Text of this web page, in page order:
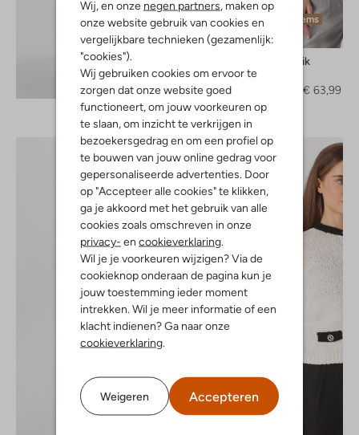
Wij, en onze negen partners, maken op
onze website gebruik van cookies en
vergelijkbare technieken (gezamenlijk:
"cookies").
Wij gebruiken cookies om ervoor te
zorgen dat onze website goed
functioneert, om jouw voorkeuren op
te slaan, om inzicht te verkrijgen in
bezoekersgedrag en om een profiel op
te bouwen van jouw online gedrag voor
gepersonaliseerde advertenties. Door
op "Accepteer alle cookies" te klikken,
ga je akkoord met het gebruik van alle
cookies zoals omschreven in onze
privacy- en cookieverklaring.
Wil je je voorkeuren wijzigen? Via de
cookieknop onderaan de pagina kun je
jouw toestemming ieder moment
intrekken. Wil je meer informatie of een
klacht indienen? Ga naar onze
cookieverklaring.
Weigeren Accepteren
Ontdek de look
Laatste items
-60%
Antik Batik
Blouse
€ 63,99